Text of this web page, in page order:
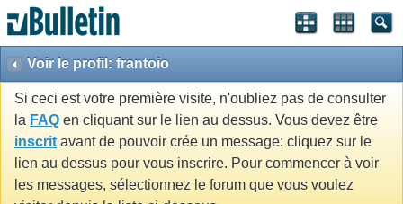
Voir le profil: frantoio
Si ceci est votre première visite, n'oubliez pas de consulter
la FAQ en cliquant sur le lien au dessus. Vous devez être
inscrit avant de pouvoir crée un message: cliquez sur le
lien au dessus pour vous inscrire. Pour commencer à voir
les messages, sélectionnez le forum que vous voulez